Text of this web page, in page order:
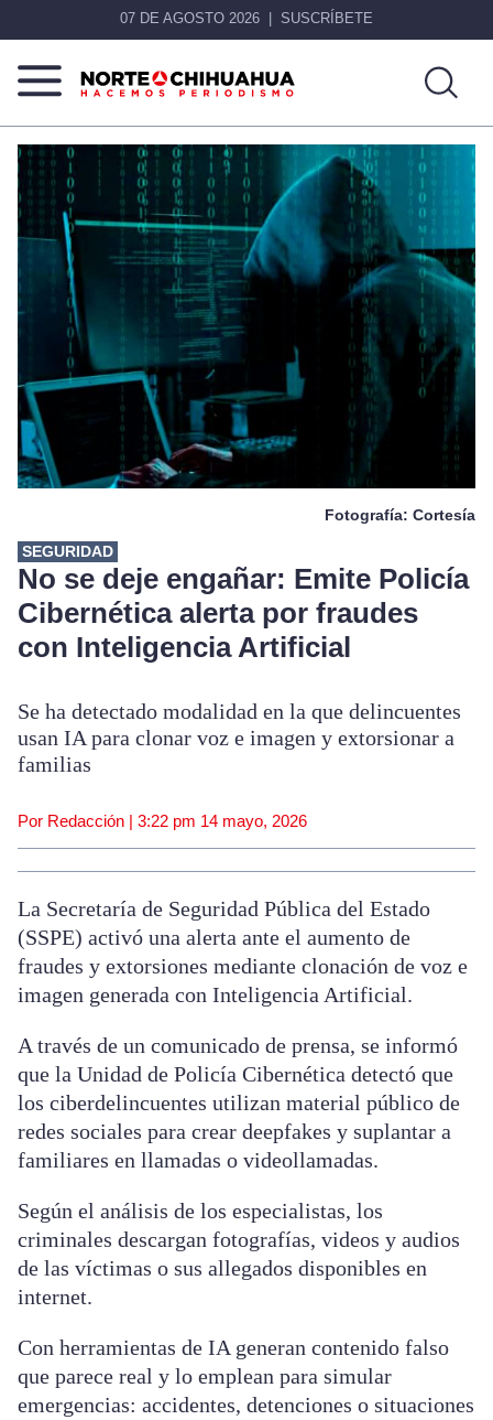
07 DE AGOSTO 2026 SUSCRÍBETE
Norte
De
Chihuahua
Más
que
noticias,
hacemos periodismo
Fotografía: Cortesía
SEGURIDAD
No se deje engañar: Emite Policía
Cibernética alerta por fraudes
con Inteligencia Artificial
Se ha detectado modalidad en la que delincuentes
usan IA para clonar voz e imagen y extorsionar a
familias
Por Redacción | 3:22 pm 14 mayo, 2026
La Secretaría de Seguridad Pública del Estado
(SSPE) activó una alerta ante el aumento de
fraudes y extorsiones mediante clonación de voz e
imagen generada con Inteligencia Artificial.
A través de un comunicado de prensa, se informó
que la Unidad de Policía Cibernética detectó que
los ciberdelincuentes utilizan material público de
redes sociales para crear deepfakes y suplantar a
familiares en llamadas o videollamadas.
Según el análisis de los especialistas, los
criminales descargan fotografías, videos y audios
de las víctimas o sus allegados disponibles en
internet.
Con herramientas de IA generan contenido falso
que parece real y lo emplean para simular
emergencias: accidentes, detenciones o situaciones